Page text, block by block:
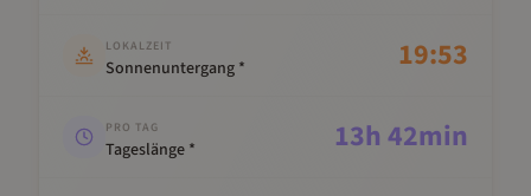
LOKALZEIT
Sonnenuntergang * 19:53
PRO TAG
Tageslänge * 13h 42min